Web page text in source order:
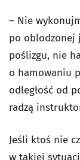
– Nie
po oblodzonej
poślizgu, nie
o hamowaniu
odległość od
radzą
Jeśli ktoś nie
w takiej